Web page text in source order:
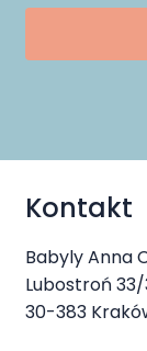
Kontakt
Babyly Anna
Lubostroń 33/
30-383